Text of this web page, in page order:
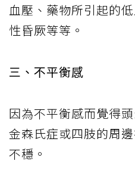
血壓、藥物所引起的
性昏厥等等。
三、不平衡感
因為不平衡感而覺得
金森氏症或四肢的周
不穩。